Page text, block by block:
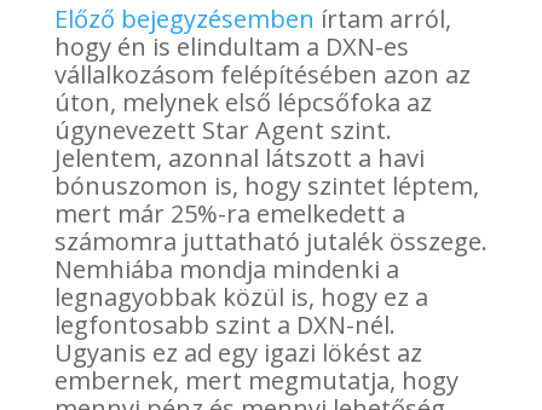
Előző bejegyzésemben írtam arról,
hogy én is elindultam a DXN-es
vállalkozásom felépítésében azon az
úton, melynek első lépcsőfoka az
úgynevezett Star Agent szint.
Jelentem, azonnal látszott a havi
bónuszomon is, hogy szintet léptem,
mert már 25%-ra emelkedett a
számomra juttatható jutalék összege.
Nemhiába mondja mindenki a
legnagyobbak közül is, hogy ez a
legfontosabb szint a DXN-nél.
Ugyanis ez ad egy igazi lökést az
embernek, mert megmutatja, hogy